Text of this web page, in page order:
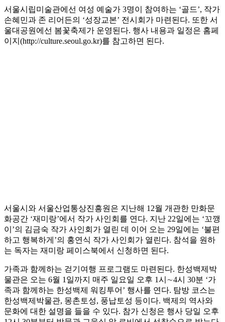
서울시립미술관에선 여성 예술가 3명이 참여하는 ‘골드’, 작가
손혜민과 존 리어든의 ‘성장교본’ 전시회가 마련된다. 또한 서
울대공원에선 봄꽃축제가 운영된다. 행사 내용과 일정은 홈페
이지(http://culture.seoul.go.kr)를 참고하면 된다.
서울시와 서울산업통상진흥원은 지난해 12월 개관한 만화문
화공간 ‘재미랑’에서 작가 사인회를 연다. 지난 22일에는 ‘꼬깽
이’의 김금숙 작가 사인회가 열린 데 이어 오는 29일에는 ‘불편
하고 행복하게’의 홍연식 작가 사인회가 열린다. 참석을 원하
는 독자는 재미랑 페이스북에서 신청하면 된다.
가족과 함께하는 걷기여행 프로그램도 마련된다. 한성백제박
물관은 오는 6월 1일까지 매주 일요일 오후 1시∼4시 30분 ‘가
족과 함께하는 한성백제 워킹투어’ 행사를 연다. 탐방 코스는
한성백제박물관, 몽촌토성, 풍납토성 등이다. 백제의 역사와
문화에 대한 설명을 들을 수 있다. 참가 신청은 행사 당일 오후